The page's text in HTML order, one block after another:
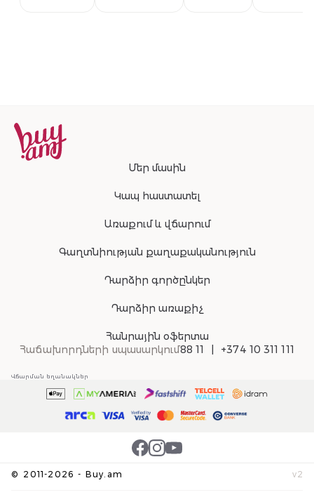
Մեր մասին
Կապ հաստատել
Առաքում և վճարում
Գաղտնիության քաղաքականություն
Դարձիր գործընկեր
Դարձիր առաքիչ
Հանրային օֆերտա
Հաճախորդների սպասարկում88 11 +374 10 311 111
© 2011-2026 - Buy.am v2
Վճարման եղանակներ